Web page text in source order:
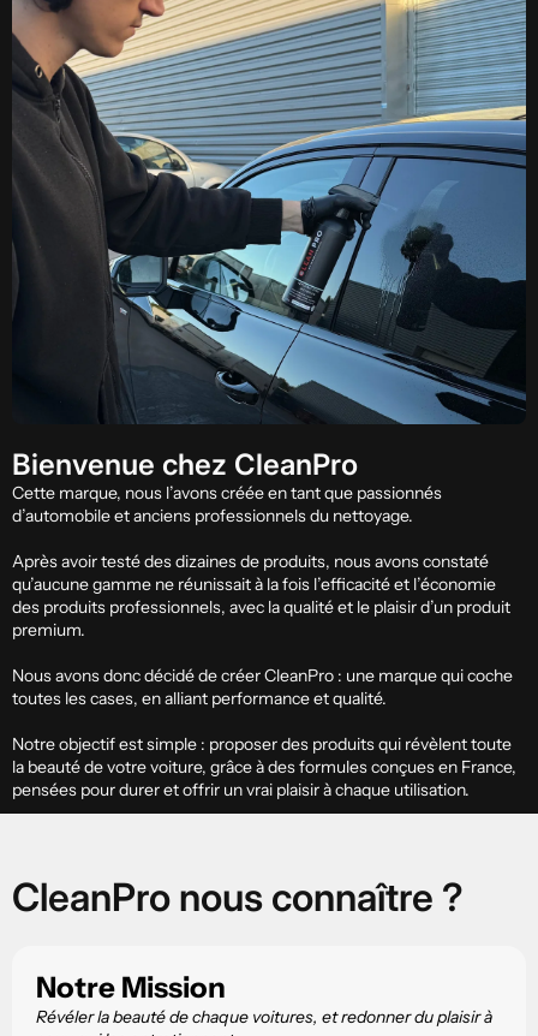
Bienvenue chez CleanPro
Cette marque, nous l’avons créée en tant que passionnés
d’automobile et anciens professionnels du nettoyage.
Après avoir testé des dizaines de produits, nous avons constaté
qu’aucune gamme ne réunissait à la fois l’efficacité et l’économie
des produits professionnels, avec la qualité et le plaisir d’un produit
premium.
Nous avons donc décidé de créer CleanPro : une marque qui coche
toutes les cases, en alliant performance et qualité.
Notre objectif est simple : proposer des produits qui révèlent toute
la beauté de votre voiture, grâce à des formules conçues en France,
pensées pour durer et offrir un vrai plaisir à chaque utilisation.
CleanPro nous connaître ?
Notre Mission
Révéler la beauté de chaque voitures, et redonner du plaisir à